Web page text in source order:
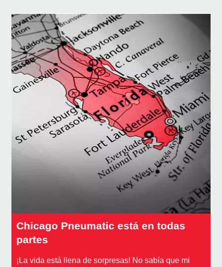
Chicago Pneumatic está en todas
partes
¡La vida está llena de sorpresas! No sabía que mi